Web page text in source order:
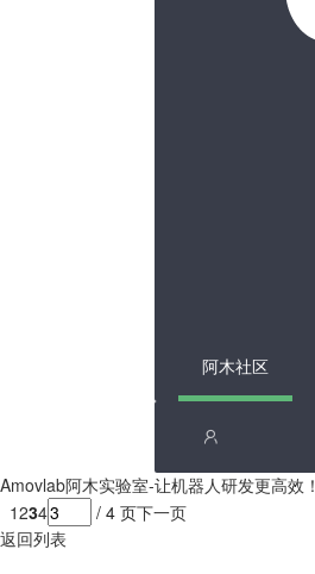
阿木社区
Amovlab阿木实验室-让机器人研发更高效！
1234 / 4 页下一页
返回列表